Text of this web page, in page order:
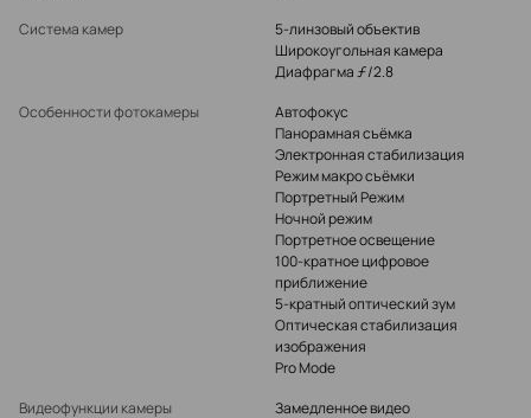
Система камер
5-линзовый объектив
Широкоугольная камера
Диафрагма ƒ/2.8
Особенности фотокамеры
Автофокус
Панорамная съёмка
Электронная стабилизация
Режим макро съёмки
Портретный Режим
Ночной режим
Портретное освещение
100-кратное цифровое
приближение
5-кратный оптический зум
Оптическая стабилизация
изображения
Pro Mode
Видеофункции камеры
Замедленное видео